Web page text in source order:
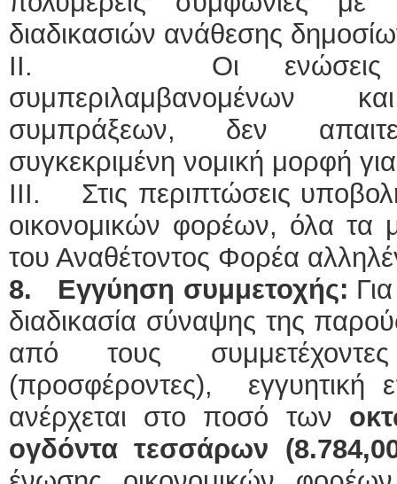
διαδικασιών ανάθεσης
II. Οι ενώσεις
συμπεριλαμβανομένων
συμπράξεων, δεν
συγκεκριμένη νομική μορφή
III. Στις περιπτώσεις
οικονομικών φορέων, όλα τα
του Αναθέτοντος Φορέα
8.
Εγγύηση συμμετοχής:
διαδικασία σύναψης της
από τους
(προσφέροντες), εγγυητική
ανέρχεται στο ποσό των
ογδόντα τεσσάρων